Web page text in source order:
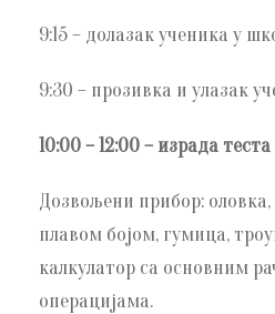
9:15 – долазак ученика у
9:30 – прозивка и улазак
10:00 – 12:00 – израда
Дозвољени прибор:
плавом бојом, гумица,
калкулатор са основним
операцијама.